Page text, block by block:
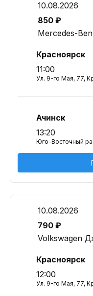
10.08.2026
850 ₽
Mercedes-
Красноярск
11:00
Ул. 9-го Мая, 77,
Ачинск
13:20
Юго-Восточный
10.08.2026
790 ₽
Volkswagen
Красноярск
12:00
Ул. 9-го Мая, 77,